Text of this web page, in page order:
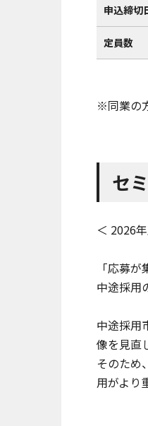
申込締切
定員数
※同業の
セ
＜ 2026
「応募
中途採用
中途採用
像を見直
そのため
用がより